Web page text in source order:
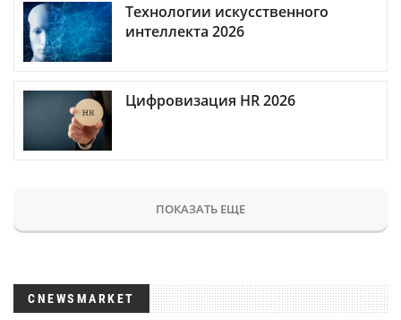
Технологии искусственного
интеллекта 2026
Цифровизация HR 2026
ПОКАЗАТЬ ЕЩЕ
CNEWSMARKET